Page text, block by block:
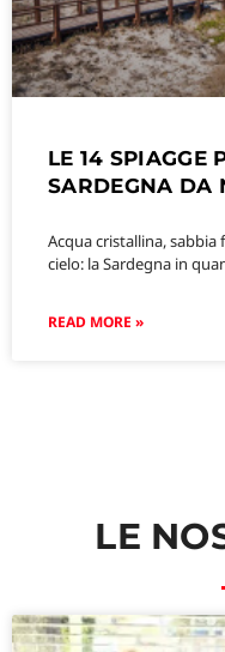
LE 14 SPIAGGE
SARDEGNA DA
Acqua cristallina, sabbia
cielo: la Sardegna in
READ MORE »
LE